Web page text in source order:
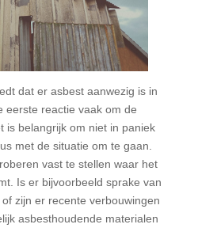
dat er asbest aanwezig is in
eerste reactie vaak om de
is belangrijk om niet in paniek
met de situatie om te gaan.
vast te stellen waar het
Is er bijvoorbeeld sprake van
zijn er recente verbouwingen
asbesthoudende materialen